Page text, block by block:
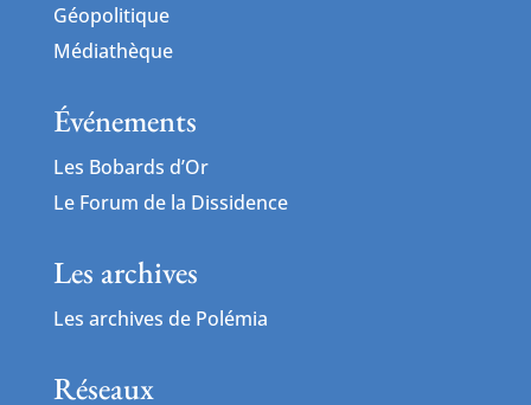
Géopolitique
Médiathèque
Événements
Les Bobards d’Or
Le Forum de la Dissidence
Les archives
Les archives de Polémia
Réseaux